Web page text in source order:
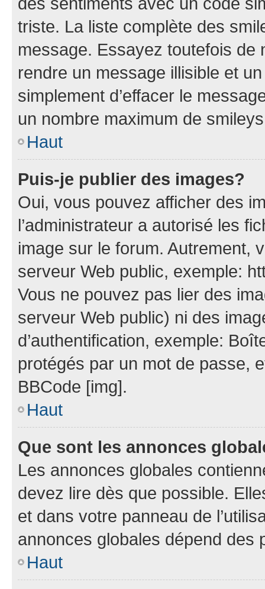
triste. La liste complète des
message. Essayez toutefois de
rendre un message illisible et
simplement d’effacer le
un nombre maximum de
Haut
Puis-je publier des images?
Oui, vous pouvez afficher des
l’administrateur a autorisé les
image sur le forum. Autrement,
serveur Web public, exemple:
Vous ne pouvez pas lier des
serveur Web public) ni des
d’authentification, exemple:
protégés par un mot de passe,
BBCode [img].
Haut
Que sont les annonces
Les annonces globales
devez lire dès que possible.
et dans votre panneau de
annonces globales dépend des
Haut